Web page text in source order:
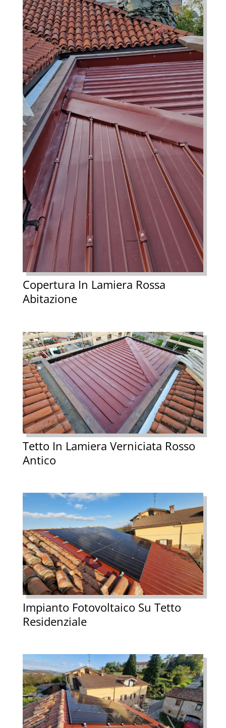
Copertura In Lamiera Rossa
Abitazione
Tetto In Lamiera Verniciata Rosso
Antico
Impianto Fotovoltaico Su Tetto
Residenziale